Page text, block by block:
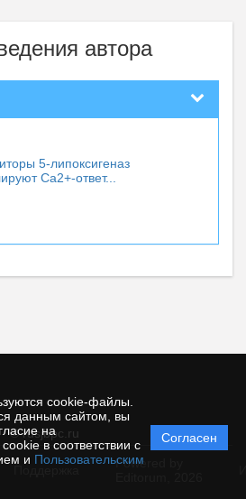
cookie-файлы.
данным сайтом, вы
на
в соответствии с
и Пользовательским
Согласен
автора
5-липоксигеназ
Са2+-ответ...
© rusjbpc.ru
Powered by